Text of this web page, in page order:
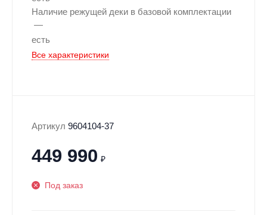
Наличие режущей деки в базовой комплектации
есть
Все характеристики
Артикул 9604104-37
449 990 ₽
Под заказ